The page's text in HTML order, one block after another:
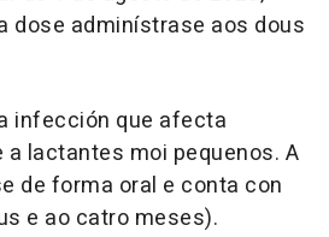
dose adminístrase aos dous
infección que afecta
lactantes moi pequenos. A
de forma oral e conta con
e ao catro meses).